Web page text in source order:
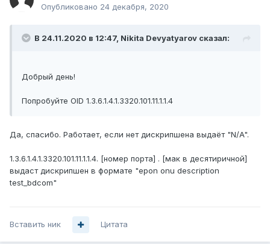
Опубликовано 24 декабря, 2020
В 24.11.2020 в 12:47, Nikita Devyatyarov сказал:
Добрый день!
Попробуйте OID 1.3.6.1.4.1.3320.101.11.1.1.4
Да, спасибо. Работает, если нет дискрипшена выдаёт "N/A".
1.3.6.1.4.1.3320.101.11.1.1.4. [номер порта] . [мак в десятиричной]
выдаст дискрипшен в формате "epon onu description
test_bdcom"
Вставить ник Цитата